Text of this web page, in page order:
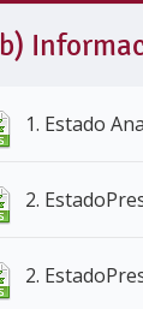
b)
1. Estado
2.
2.